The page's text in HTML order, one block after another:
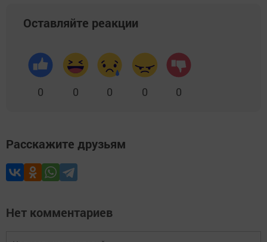
Оставляйте реакции
0 0 0 0 0
Расскажите друзьям
Нет комментариев